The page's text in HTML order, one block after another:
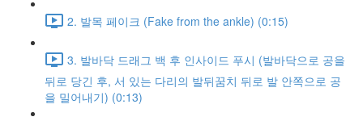
2. 발목 페이크 (Fake from the ankle) (0:15)
3. 발바닥 드래그 백 후 인사이드 푸시 (발바닥으로 공을
뒤로 당긴 후, 서 있는 다리의 발뒤꿈치 뒤로 발 안쪽으로 공
을 밀어내기) (0:13)